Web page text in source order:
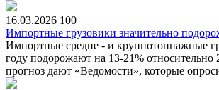
16.03.2026 100
Импортные грузовики значительно
Импортные средне - и крупнотоннажные
году подорожают на 13-21% относительно
прогноз дают «Ведомости», которые